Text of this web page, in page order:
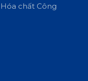
chất Công